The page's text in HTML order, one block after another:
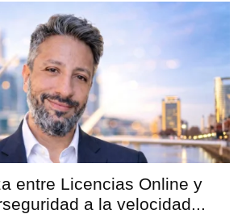
entre Licencias Online y
a la velocidad...